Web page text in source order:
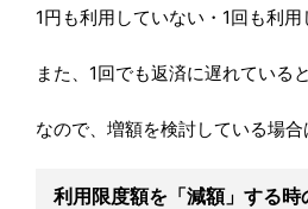
1円も利用していない・1回も利
また、1回でも返済に遅れている
なので、増額を検討している場合
利用限度額を「減額」する時